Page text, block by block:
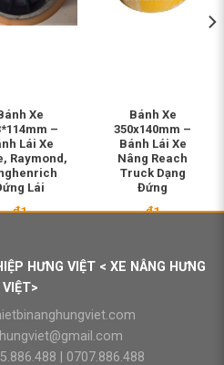
Xe
–
Lái Xe
Raymond,
Lái
₫1
Bánh Xe
350x140mm –
Bánh Lái Xe
Nâng Reach
Truck Dạng
Đứng
₫1
HƯNG VIỆT < XE NÂNG HƯNG
VIỆT>
0707.886.488